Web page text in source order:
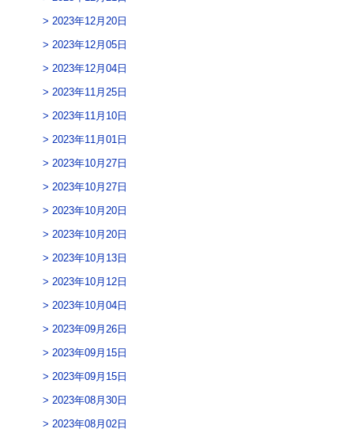
2023年12月20日
2023年12月05日
2023年12月04日
2023年11月25日
2023年11月10日
2023年11月01日
2023年10月27日
2023年10月27日
2023年10月20日
2023年10月20日
2023年10月13日
2023年10月12日
2023年10月04日
2023年09月26日
2023年09月15日
2023年09月15日
2023年08月30日
2023年08月02日